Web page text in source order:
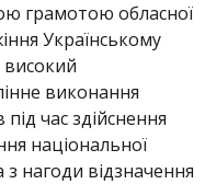
грамотою обласної
Українському
високий
виконання
час здійснення
національної
нагоди відзначення